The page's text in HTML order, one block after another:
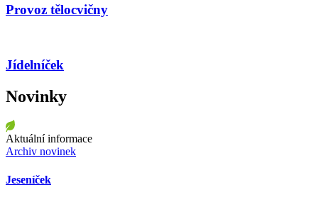
Provoz tělocvičny
Jídelníček
Novinky
Aktuální informace
Archiv novinek
Jeseníček